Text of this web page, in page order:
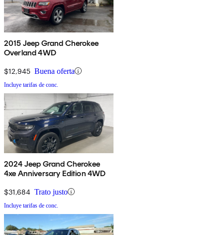
2015 Jeep Grand Cherokee
Overland 4WD
$12,945 Buena oferta
Incluye tarifas de conc.
2024 Jeep Grand Cherokee
4xe Anniversary Edition 4WD
$31,684 Trato justo
Incluye tarifas de conc.